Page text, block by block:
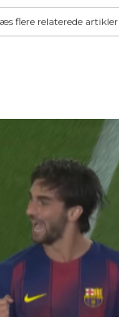
flere relaterede artikler